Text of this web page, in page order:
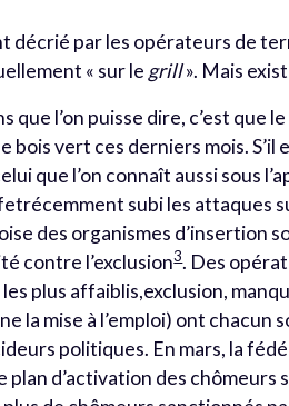
décrié par les opérateurs de
« sur le grill». Mais
que l’on puisse dire, c’est que
bois vert ces derniers mois.
que l’on connaît aussi sous
subi les attaques
des organismes d’insertion
contre l’exclusion3. Des
plus affaiblis,exclusion,
la mise à l’emploi) ont chacun
politiques. En mars, la
plan d’activation des